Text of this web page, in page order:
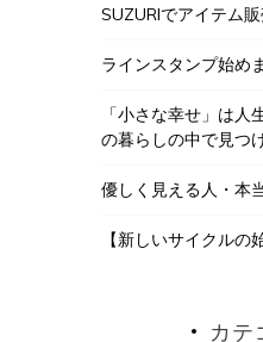
SUZURIでアイテム
ラインスタンプ始め
「小さな幸せ」は人
の暮らしの中で見つ
優しく見える人・本
【新しいサイクルの
カテ